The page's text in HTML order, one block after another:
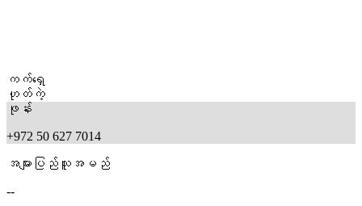
ကက်ရှေ
ဟုတ်ကဲ့
ဖုန်း
+972 50 627 7014
အများပြည်သူအမည်
--